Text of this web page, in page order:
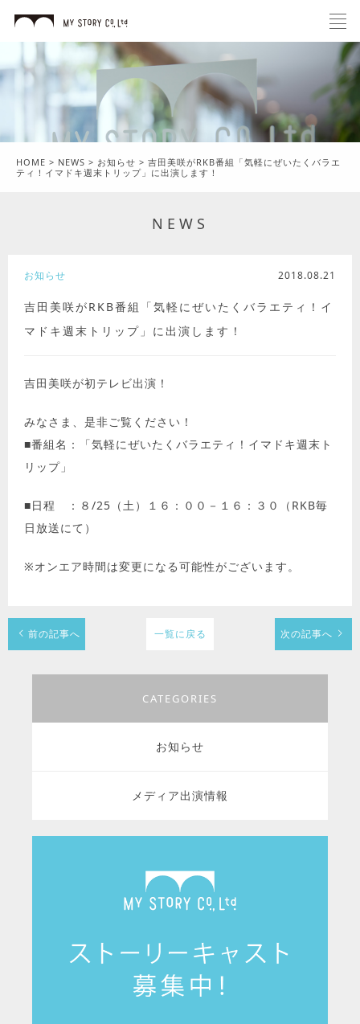
HOME > NEWS > お知らせ > 吉田美咲がRKB番組「気軽にぜいたくバラエ
ティ！イマドキ週末トリップ」に出演します！
NEWS
吉田美咲がRKB番組「気軽にぜいたくバラエティ！イ
マドキ週末トリップ」に出演します！
お知らせ 2018.08.21
吉田美咲が初テレビ出演！
みなさま、是非ご覧ください！
■番組名：「気軽にぜいたくバラエティ！イマドキ週末ト
リップ」
■日程 ：８/25（土）１６：００－１６：３０（RKB毎
日放送にて）
※オンエア時間は変更になる可能性がございます。
一覧に戻る
前の記事へ 次の記事へ
CATEGORIES
お知らせ
メディア出演情報